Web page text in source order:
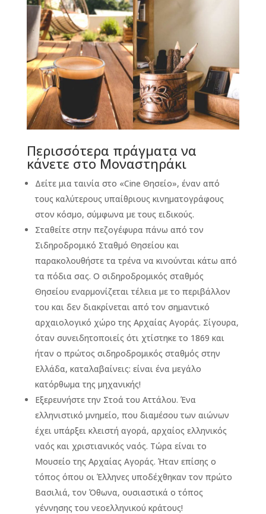
Περισσότερα πράγματα να
κάνετε στο Μοναστηράκι
Δείτε μια ταινία στο «Cine Θησείο», έναν από
τους καλύτερους υπαίθριους κινηματογράφους
στον κόσμο, σύμφωνα με τους ειδικούς.
Σταθείτε στην πεζογέφυρα πάνω από τον
Σιδηροδρομικό Σταθμό Θησείου και
παρακολουθήστε τα τρένα να κινούνται κάτω από
τα πόδια σας. Ο σιδηροδρομικός σταθμός
Θησείου εναρμονίζεται τέλεια με το περιβάλλον
του και δεν διακρίνεται από τον σημαντικό
αρχαιολογικό χώρο της Αρχαίας Αγοράς. Σίγουρα,
όταν συνειδητοποιείς ότι χτίστηκε το 1869 και
ήταν ο πρώτος σιδηροδρομικός σταθμός στην
Ελλάδα, καταλαβαίνεις: είναι ένα μεγάλο
κατόρθωμα της μηχανικής!
Εξερευνήστε την Στοά του Αττάλου. Ένα
ελληνιστικό μνημείο, που διαμέσου των αιώνων
έχει υπάρξει κλειστή αγορά, αρχαίος ελληνικός
ναός και χριστιανικός ναός. Τώρα είναι το
Μουσείο της Αρχαίας Αγοράς. Ήταν επίσης ο
τόπος όπου οι Έλληνες υποδέχθηκαν τον πρώτο
Βασιλιά, τον Όθωνα, ουσιαστικά ο τόπος
γέννησης του νεοελληνικού κράτους!